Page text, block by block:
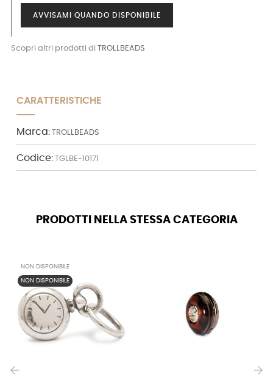
AVVISAMI QUANDO DISPONIBILE
Scopri altri prodotti di TROLLBEADS
CARATTERISTICHE
Marca: TROLLBEADS
Codice: TGLBE-10171
PRODOTTI NELLA STESSA CATEGORIA
NON DISPONIBILE
NON DISPONIBILE